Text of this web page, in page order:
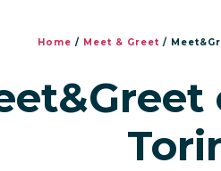
Home / Meet & Greet /